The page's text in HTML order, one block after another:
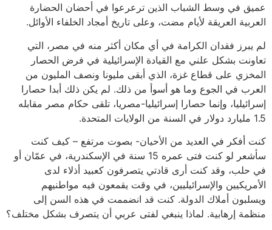
عميق في وسط الشباب الذين ترعرعوا في أحضان الحضارة
العربية العريقة لأيام مضت، وعلى تاريخ أمجاد الخلفاء الأوائل.
لم يبرز فقدان الكرامة في أي مكان أكثر منه في مصر، التي
تعاونت بشكل علني مع القيادة الإسرائيلية في فرض الحصار
المخزي على قطاع غزة، الذي أبقى مليونا ونصف المليون من
العرب في الجوع وما هو أسوأ من ذلك. لم يكن ذلك أبدا حصارا
إسرائيليا، وإنما حصارا إسرائيليا-مصريا، تلقى حكام مصر مقابله
1.5 مليارد دولار في السنة من الولايات المتحدة.
كنت أفكر في العديد من الأحيان- بصوت مرتفع – كيف كنت
سأشعر لو كنت فتى عمره 15 سنة في الإسكندرية، في عمّان أو
في حلب، وقد كنت أرى قادتي يتصرفون كعبيد أذلاء لدى
الأمريكيين والإسرائيليين، في وقت يقمعون فيه مواطنيهم
ويسلبون أملاك الدولة. كنت قد انضممت في هذه السن إلى
منظمة إرهابية. لماذا ينبغي لفتى عربي أن يتصرف بشكل مختلف؟